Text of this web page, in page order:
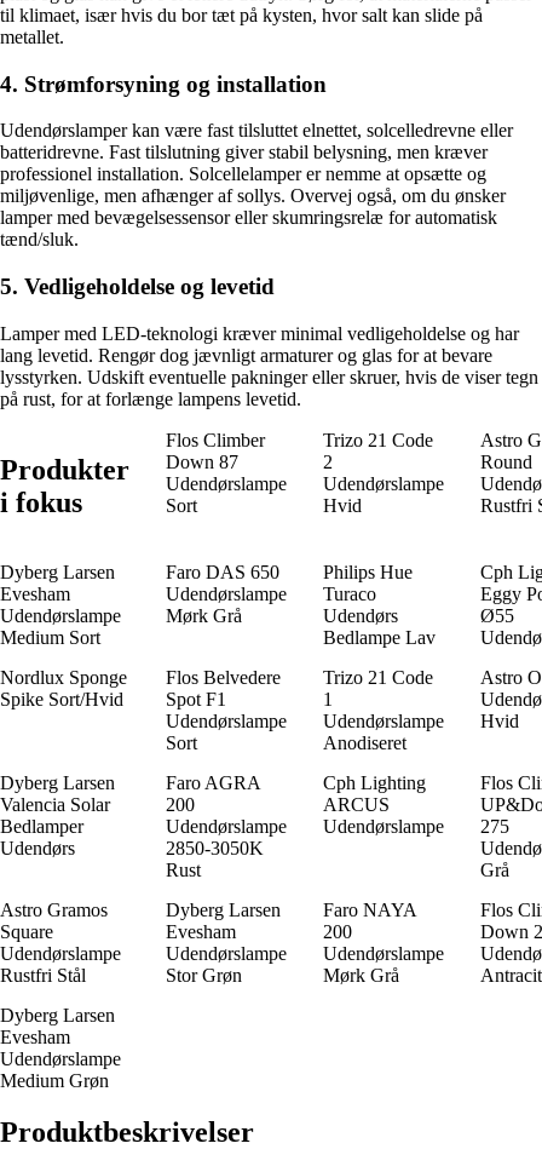
til klimaet, især hvis du bor tæt på kysten, hvor salt kan slide på
metallet.
4. Strømforsyning og installation
Udendørslamper kan være fast tilsluttet elnettet, solcelledrevne eller
batteridrevne. Fast tilslutning giver stabil belysning, men kræver
professionel installation. Solcellelamper er nemme at opsætte og
miljøvenlige, men afhænger af sollys. Overvej også, om du ønsker
lamper med bevægelsessensor eller skumringsrelæ for automatisk
tænd/sluk.
5. Vedligeholdelse og levetid
Lamper med LED-teknologi kræver minimal vedligeholdelse og har
lang levetid. Rengør dog jævnligt armaturer og glas for at bevare
lysstyrken. Udskift eventuelle pakninger eller skruer, hvis de viser tegn
på rust, for at forlænge lampens levetid.
Produkter
i fokus
Flos Climber
Down 87
Udendørslampe
Sort
Trizo 21 Code
2
Udendørslampe
Hvid
Astro
Round
Rustfri
Dyberg Larsen
Evesham
Udendørslampe
Medium Sort
Faro DAS 650
Udendørslampe
Mørk Grå
Philips Hue
Turaco
Udendørs
Bedlampe Lav
Cph
Eggy
Ø55
Nordlux Sponge
Spike Sort/Hvid
Flos Belvedere
Spot F1
Udendørslampe
Sort
Trizo 21 Code
1
Udendørslampe
Anodiseret
Astro
Hvid
Dyberg Larsen
Valencia Solar
Bedlamper
Udendørs
Faro AGRA
200
Udendørslampe
2850-3050K
Rust
Cph Lighting
ARCUS
Udendørslampe
Flos
275
Grå
Astro Gramos
Square
Udendørslampe
Rustfri Stål
Dyberg Larsen
Evesham
Udendørslampe
Stor Grøn
Faro NAYA
200
Udendørslampe
Mørk Grå
Flos
Down
Dyberg Larsen
Evesham
Udendørslampe
Medium Grøn
Produktbeskrivelser